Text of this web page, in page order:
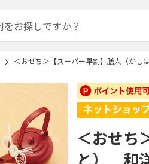
＜おせち＞【スーパー早割】膳人（か
＜おせち
と） 和